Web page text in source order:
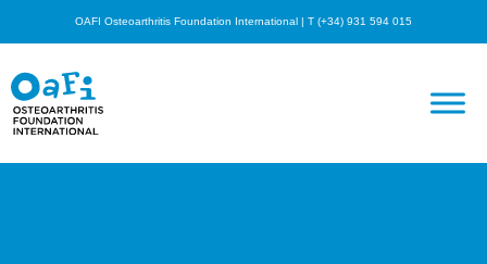
OAFI Osteoarthritis Foundation International | T (+34) 931 594 015